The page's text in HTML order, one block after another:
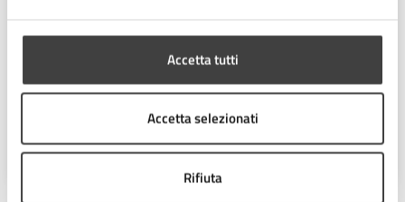
Accetta tutti
Accetta selezionati
Rifiuta
Gestione Servizi Istruzione
Telefono:0547 356261
0547 356321